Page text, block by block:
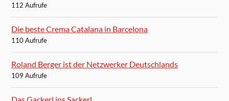
112 Aufrufe
Die beste Crema Catalana in Barcelona
110 Aufrufe
Roland Berger ist der Netzwerker Deutschlands
109 Aufrufe